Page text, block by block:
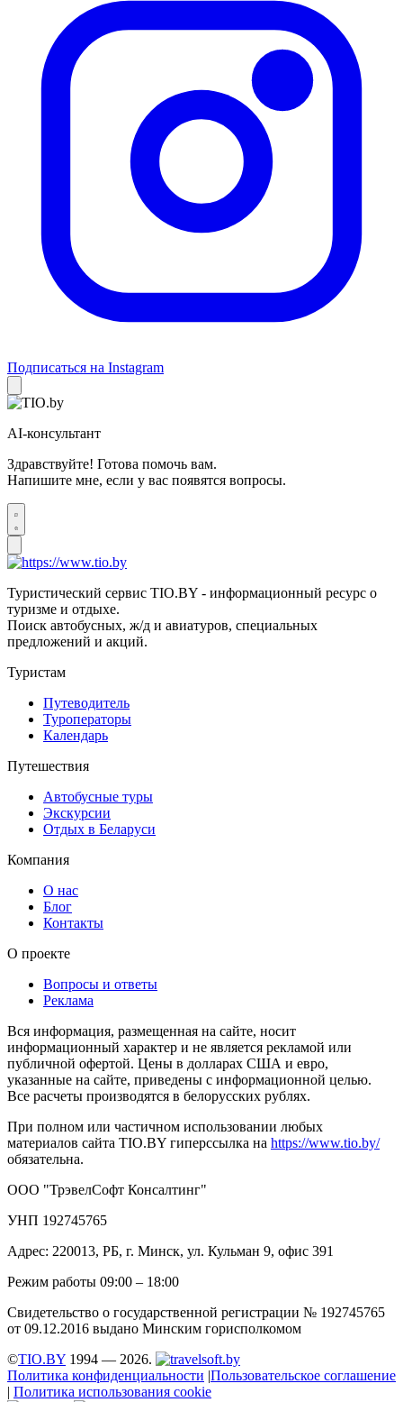
Подписаться на Instagram
AI-консультант
Здравствуйте! Готова помочь вам.
Напишите мне, если у вас появятся вопросы.
Туристический сервис TIO.BY - информационный ресурс о
туризме и отдыхе.
Поиск автобусных, ж/д и авиатуров, специальных
предложений и акций.
Туристам
Путеводитель
Туроператоры
Календарь
Путешествия
Автобусные туры
Экскурсии
Отдых в Беларуси
Компания
О нас
Блог
Контакты
О проекте
Вопросы и ответы
Реклама
Вся информация, размещенная на сайте, носит
информационный характер и не является рекламой или
публичной офертой. Цены в долларах США и евро,
указанные на сайте, приведены с информационной целью.
Все расчеты производятся в белорусских рублях.
При полном или частичном использовании любых
материалов сайта TIO.BY гиперссылка на https://www.tio.by/
обязательна.
ООО "ТрэвелСофт Консалтинг"
УНП 192745765
Адрес: 220013, РБ, г. Минск, ул. Кульман 9, офис 391
Режим работы 09:00 – 18:00
Свидетельство о государственной регистрации № 192745765
от 09.12.2016 выдано Минским горисполкомом
©TIO.BY 1994 — 2026.
Политика конфиденциальности |Пользовательское соглашение
| Политика использования cookie